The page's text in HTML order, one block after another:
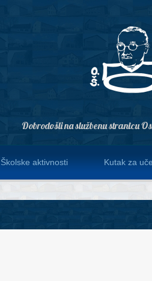
Dobrodošli na službenu stranicu
Školske aktivnosti Kutak za